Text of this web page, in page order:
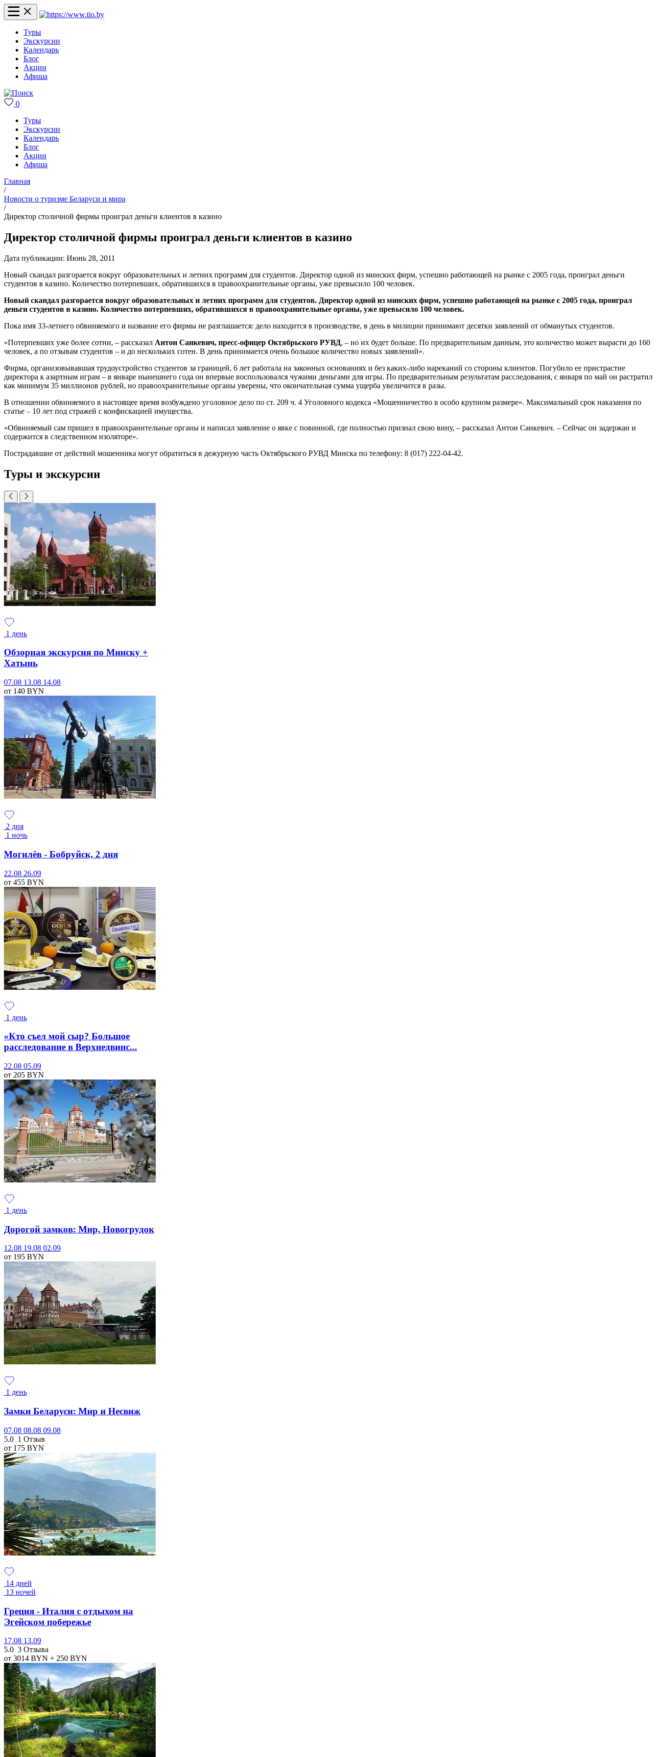
Туры
Экскурсии
Календарь
Блог
Акции
Афиша
0
Туры
Экскурсии
Календарь
Блог
Акции
Афиша
Главная
/
Новости о туризме Беларуси и мира
/
Директор столичной фирмы проиграл деньги клиентов в казино
Директор столичной фирмы проиграл деньги клиентов в казино
Дата публикации: Июнь 28, 2011
Новый скандал разгорается вокруг образовательных и летних программ для студентов. Директор одной из минских фирм, успешно работающей на рынке с 2005 года, проиграл деньги
студентов в казино. Количество потерпевших, обратившихся в правоохранительные органы, уже превысило 100 человек.
Новый скандал разгорается вокруг образовательных и летних программ для студентов. Директор одной из минских фирм, успешно работающей на рынке с 2005 года, проиграл
деньги студентов в казино. Количество потерпевших, обратившихся в правоохранительные органы, уже превысило 100 человек.
Пока имя 33-летнего обвиняемого и название его фирмы не разглашается: дело находится в производстве, в день в милиции принимают десятки заявлений от обманутых студентов.
«Потерпевших уже более сотни, – рассказал Антон Санкевич, пресс-офицер Октябрьского РУВД, – но их будет больше. По предварительным данным, это количество может вырасти до 160
человек, а по отзывам студентов – и до нескольких сотен. В день принимается очень большое количество новых заявлений».
Фирма, организовывавшая трудоустройство студентов за границей, 6 лет работала на законных основаниях и без каких-либо нареканий со стороны клиентов. Погубило ее пристрастие
директора к азартным играм – в январе нынешнего года он впервые воспользовался чужими деньгами для игры. По предварительным результатам расследования, с января по май он растратил
как минимум 35 миллионов рублей, но правоохранительные органы уверены, что окончательная сумма ущерба увеличится в разы.
В отношении обвиняемого в настоящее время возбуждено уголовное дело по ст. 209 ч. 4 Уголовного кодекса «Мошенничество в особо крупном размере». Максимальный срок наказания по
статье – 10 лет под стражей с конфискацией имущества.
«Обвиняемый сам пришел в правоохранительные органы и написал заявление о явке с повинной, где полностью признал свою вину, – рассказал Антон Санкевич. – Сейчас он задержан и
содержится в следственном изоляторе».
Пострадавшие от действий мошенника могут обратиться в дежурную часть Октябрьского РУВД Минска по телефону: 8 (017) 222-04-42.
Туры и экскурсии
1 день
Обзорная экскурсия по Минску +
Хатынь
07.08 13.08 14.08
от 140 BYN
2 дня
1 ночь
Могилёв - Бобруйск, 2 дня
22.08 26.09
от 455 BYN
1 день
«Кто съел мой сыр? Большое
расследование в Верхнедвинс...
22.08 05.09
от 205 BYN
1 день
Дорогой замков: Мир, Новогрудок
12.08 19.08 02.09
от 195 BYN
1 день
Замки Беларуси: Мир и Несвиж
07.08 08.08 09.08
5.0 1 Отзыв
от 175 BYN
14 дней
13 ночей
Греция - Италия с отдыхом на
Эгейском побережье
17.08 13.09
5.0 3 Отзыва
от 3014 BYN + 250 BYN